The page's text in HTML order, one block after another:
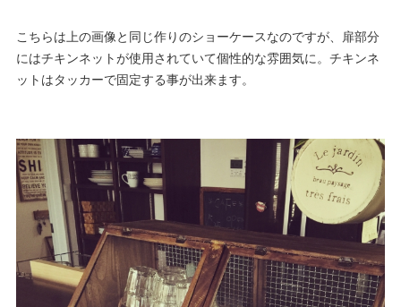
こちらは上の画像と同じ作りのショーケースなのですが、扉部分
にはチキンネットが使用されていて個性的な雰囲気に。チキンネ
ットはタッカーで固定する事が出来ます。